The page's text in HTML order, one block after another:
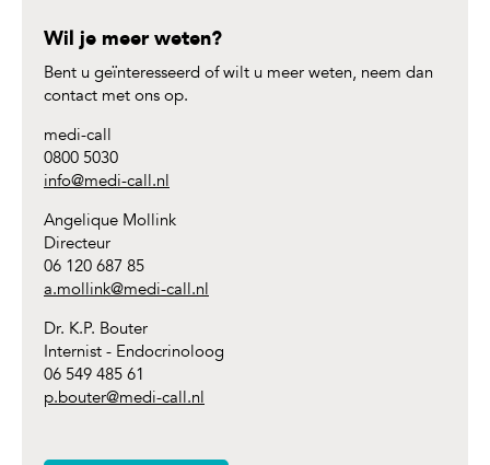
Wil je meer weten?
Bent u geïnteresseerd of wilt u meer weten, neem dan
contact met ons op.
medi-call
0800 5030
info@medi-call.nl
Angelique Mollink
Directeur
06 120 687 85
a.mollink@medi-call.nl
Dr. K.P. Bouter
Internist - Endocrinoloog
06 549 485 61
p.bouter@medi-call.nl